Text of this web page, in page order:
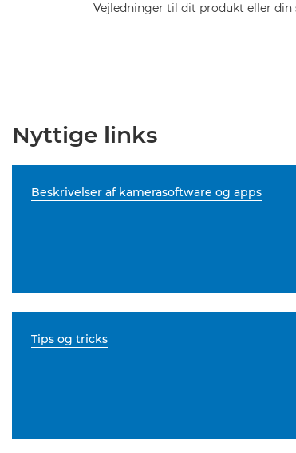
Vejledninger til dit produkt eller
Nyttige links
Beskrivelser af kamerasoftware og apps
Tips og tricks